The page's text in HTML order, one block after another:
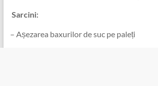
️ Sarcini:
– Așezarea baxurilor de suc pe paleți